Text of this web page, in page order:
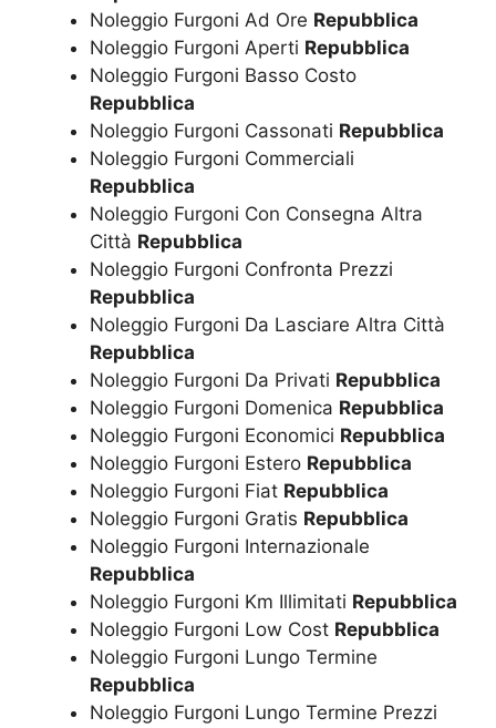
Noleggio Furgoni Ad Ore Repubblica
Noleggio Furgoni Aperti Repubblica
Noleggio Furgoni Basso Costo
Repubblica
Noleggio Furgoni Cassonati Repubblica
Noleggio Furgoni Commerciali
Repubblica
Noleggio Furgoni Con Consegna Altra
Città Repubblica
Noleggio Furgoni Confronta Prezzi
Repubblica
Noleggio Furgoni Da Lasciare Altra Città
Repubblica
Noleggio Furgoni Da Privati Repubblica
Noleggio Furgoni Domenica Repubblica
Noleggio Furgoni Economici Repubblica
Noleggio Furgoni Estero Repubblica
Noleggio Furgoni Fiat Repubblica
Noleggio Furgoni Gratis Repubblica
Noleggio Furgoni Internazionale
Repubblica
Noleggio Furgoni Km Illimitati Repubblica
Noleggio Furgoni Low Cost Repubblica
Noleggio Furgoni Lungo Termine
Repubblica
Noleggio Furgoni Lungo Termine Prezzi